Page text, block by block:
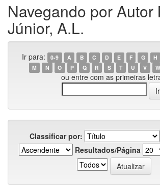
Navegando por Autor
Júnior, A.L.
Ir para: 0-9 A B C D E F G H
M
N O P Q R S T U V W
ou entre com as primeiras
Classificar por:
Resultados/Página